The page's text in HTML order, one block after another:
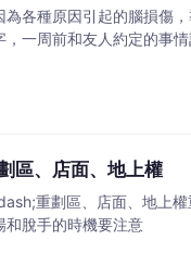
各種原因引起的腦損傷
一周前和友人約定的事
區、店面、地上權
重劃區、店面、地上
和脫手的時機要注意